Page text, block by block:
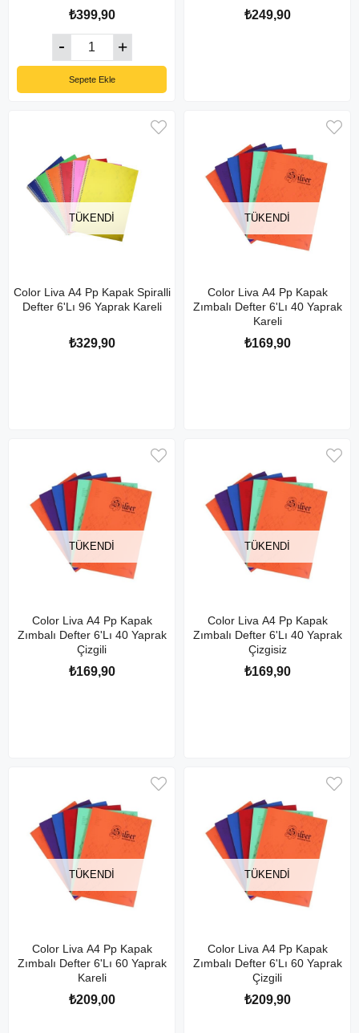
₺399,90
Sepete Ekle
₺249,90
TÜKENDI
Color Liva A4 Pp Kapak Spiralli
Defter 6'Lı 96 Yaprak Kareli
₺329,90
TÜKENDI
Color Liva A4 Pp Kapak
Zımbalı Defter 6'Lı 40 Yaprak
Kareli
₺169,90
TÜKENDI
Color Liva A4 Pp Kapak
Zımbalı Defter 6'Lı 40 Yaprak
Çizgili
₺169,90
TÜKENDI
Color Liva A4 Pp Kapak
Zımbalı Defter 6'Lı 40 Yaprak
Çizgisiz
₺169,90
TÜKENDI
Color Liva A4 Pp Kapak
Zımbalı Defter 6'Lı 60 Yaprak
Kareli
₺209,00
TÜKENDI
Color Liva A4 Pp Kapak
Zımbalı Defter 6'Lı 60 Yaprak
Çizgili
₺209,90